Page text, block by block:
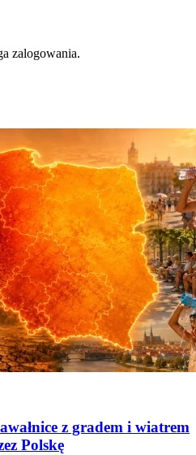
zalogowania.
z gradem i wiatrem
Polskę